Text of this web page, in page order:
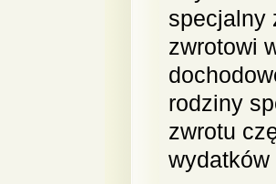
zwrotowi
rodziny
zwrotu